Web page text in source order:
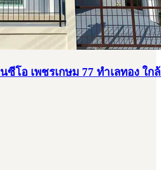
เกษม 77 แยก 4-17 หนองแขม